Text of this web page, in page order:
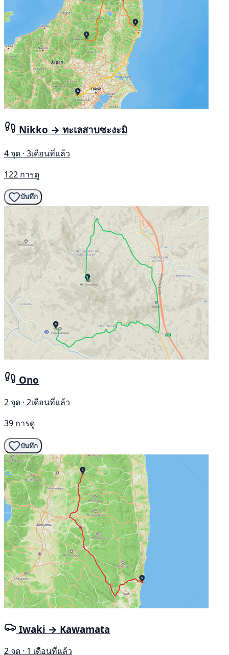
Nikko → ทะเลสาบซะงะมิ
4 จุด · 3เดือนที่แล้ว
122 การดู
บันทึก
Ono
2 จุด · 2เดือนที่แล้ว
39 การดู
บันทึก
Iwaki → Kawamata
2 จุด · 1 เดือนที่แล้ว